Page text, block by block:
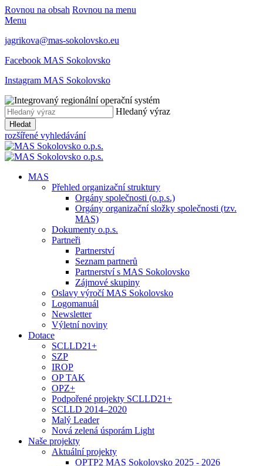
Rovnou na obsah Rovnou na menu
Menu
jagrikova@mas-sokolovsko.eu
Facebook MAS Sokolovsko
Instagram MAS Sokolovsko
Hledaný výraz
Hledat
rozšířené vyhledávání
MAS
Přehled organizační struktury
Orgány společnosti (o.p.s.)
Orgány organizační složky společnosti (tzv.
MAS)
Dokumenty o.p.s.
Partneři
Partnerství
Seznam partnerů
Partnerství s MAS Sokolovsko
Zájmové skupiny
Oslavy výročí MAS Sokolovsko
Logomanuál
Newsletter
Výletní noviny
Dotace
SCLLD21+
SZP
IROP
OP TAK
OPZ+
Podpořené projekty SCLLD21+
SCLLD 2014–2020
Malý Leader
Nová zelená úsporám Light
Naše projekty
Aktuální projekty
OPTP2 MAS Sokolovsko 2025 - 2026